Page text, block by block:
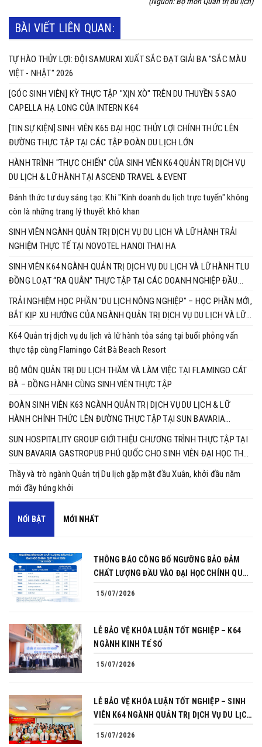
BÀI VIẾT LIÊN QUAN:
TỰ HÀO THỦY LỢI: ĐỘI SAMURAI XUẤT SẮC ĐẠT GIẢI BA "SẮC MÀU
VIỆT - NHẬT" 2026
[GÓC SINH VIÊN] KỲ THỰC TẬP "XỊN XÒ" TRÊN DU THUYỀN 5 SAO
CAPELLA HẠ LONG CỦA INTERN K64
[TIN SỰ KIỆN] SINH VIÊN K65 ĐẠI HỌC THỦY LỢI CHÍNH THỨC LÊN
ĐƯỜNG THỰC TẬP TẠI CÁC TẬP ĐOÀN DU LỊCH LỚN
HÀNH TRÌNH "THỰC CHIẾN" CỦA SINH VIÊN K64 QUẢN TRỊ DỊCH VỤ
DU LỊCH & LỮ HÀNH TẠI ASCEND TRAVEL & EVENT
Đánh thức tư duy sáng tạo: Khi "Kinh doanh du lịch trực tuyến" không
còn là những trang lý thuyết khô khan
SINH VIÊN NGÀNH QUẢN TRỊ DỊCH VỤ DU LỊCH VÀ LỮ HÀNH TRẢI
NGHIỆM THỰC TẾ TẠI NOVOTEL HANOI THAI HA
SINH VIÊN K64 NGÀNH QUẢN TRỊ DỊCH VỤ DU LỊCH VÀ LỮ HÀNH TLU
ĐỒNG LOẠT “RA QUÂN” THỰC TẬP TẠI CÁC DOANH NGHIỆP ĐẦU
NGÀNH
TRẢI NGHIỆM HỌC PHẦN "DU LỊCH NÔNG NGHIỆP" – HỌC PHẦN MỚI,
BẮT KỊP XU HƯỚNG CỦA NGÀNH QUẢN TRỊ DỊCH VỤ DU LỊCH VÀ LỮ
K64 Quản trị dịch vụ du lịch và lữ hành tỏa sáng tại buổi phỏng vấn
thực tập cùng Flamingo Cát Bà Beach Resort
BỘ MÔN QUẢN TRỊ DU LỊCH THĂM VÀ LÀM VIỆC TẠI FLAMINGO CÁT
BÀ – ĐỒNG HÀNH CÙNG SINH VIÊN THỰC TẬP
ĐOÀN SINH VIÊN K63 NGÀNH QUẢN TRỊ DỊCH VỤ DU LỊCH & LỮ
HÀNH CHÍNH THỨC LÊN ĐƯỜNG THỰC TẬP TẠI SUN BAVARIA
SUN HOSPITALITY GROUP GIỚI THIỆU CHƯƠNG TRÌNH THỰC TẬP TẠI
SUN BAVARIA GASTROPUB PHÚ QUỐC CHO SINH VIÊN ĐẠI HỌC THỦY
LỢI
Thầy và trò ngành Quản trị Du lịch gặp mặt đầu Xuân, khởi đầu năm
mới đầy hứng khởi
NỔI BẬT MỚI NHẤT
THÔNG BÁO CÔNG BỐ NGƯỠNG BẢO ĐẢM
CHẤT LƯỢNG ĐẦU VÀO ĐẠI HỌC CHÍNH QUY
15/07/2026
LỄ BẢO VỆ KHÓA LUẬN TỐT NGHIỆP – K64
NGÀNH KINH TẾ SỐ
15/07/2026
LỄ BẢO VỆ KHÓA LUẬN TỐT NGHIỆP – SINH
VIÊN K64 NGÀNH QUẢN TRỊ DỊCH VỤ DU LỊCH
15/07/2026